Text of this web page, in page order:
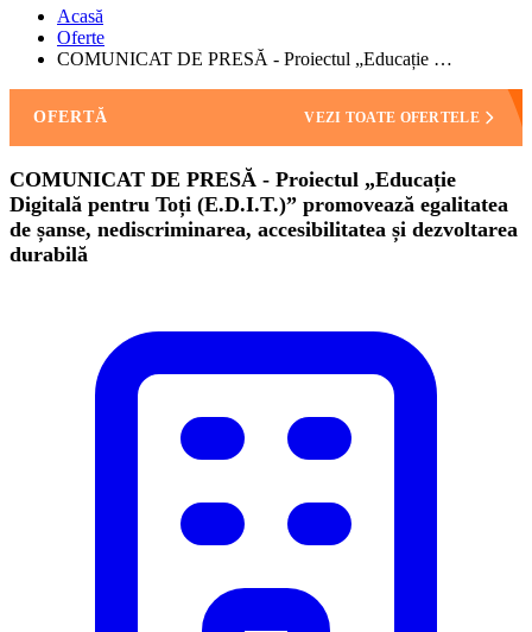
Acasă
Oferte
COMUNICAT DE PRESĂ - Proiectul „Educație …
OFERTĂ VEZI TOATE OFERTELE
COMUNICAT DE PRESĂ - Proiectul „Educație
Digitală pentru Toți (E.D.I.T.)” promovează egalitatea
de șanse, nediscriminarea, accesibilitatea și dezvoltarea
durabilă